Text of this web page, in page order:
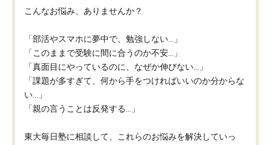
こんなお悩み、ありませんか？
「部活やスマホに夢中で、勉強しない…」
「このままで受験に間に合うのか不安…」
「真面目にやっているのに、なぜか伸びない…」
「課題が多すぎて、何から手をつければいいのか分からな
い…」
「親の言うことは反発する…」
東大毎日塾に相談して、これらのお悩みを解決していっ